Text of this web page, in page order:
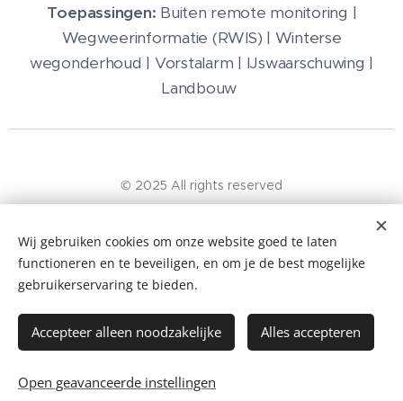
Toevoegen aan de winkelwagen
Toepassingen: Buiten remote monitoring |
Wegweerinformatie (RWIS) | Winterse
wegonderhoud | Vorstalarm | IJswaarschuwing |
Landbouw
© 2025 All rights reserved
KvK -nr. 96497297
Cookies
Talen
Nederlands
English
Wij gebruiken cookies om onze website goed te laten
functioneren en te beveiligen, en om je de best mogelijke
gebruikerservaring te bieden.
Accepteer alleen noodzakelijke Alles accepteren
Open geavanceerde instellingen